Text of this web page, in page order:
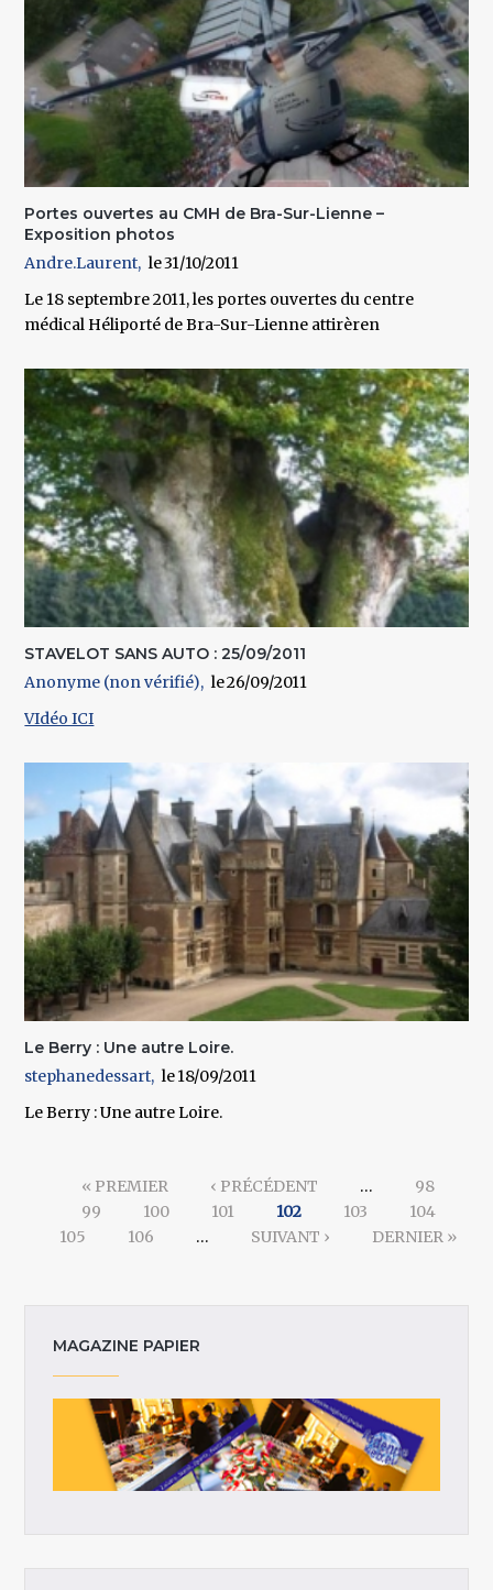
Portes ouvertes au CMH de Bra-Sur-Lienne –
Exposition photos
Andre.Laurent
31/10/2011
Le 18 septembre 2011, les portes ouvertes du centre
médical Héliporté de Bra-Sur-Lienne attirèren
STAVELOT SANS AUTO : 25/09/2011
Anonyme (non vérifié)
26/09/2011
VIdéo ICI
Le Berry : Une autre Loire.
stephanedessart
18/09/2011
Le Berry : Une autre Loire.
« PREMIER ‹ PRÉCÉDENT …
98
99
100 101 102 103
104
105
106 … SUIVANT › DERNIER »
MAGAZINE PAPIER